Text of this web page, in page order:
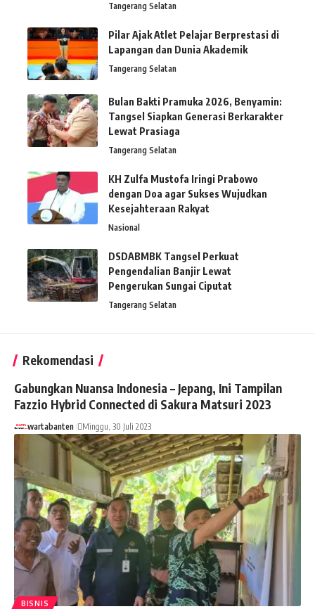
Tangerang Selatan
Pilar Ajak Atlet Pelajar Berprestasi di
Lapangan dan Dunia Akademik
Tangerang Selatan
Bulan Bakti Pramuka 2026, Benyamin:
Tangsel Siapkan Generasi Berkarakter
Lewat Prasiaga
Tangerang Selatan
KH Zulfa Mustofa Iringi Prabowo
dengan Doa agar Sukses Wujudkan
Kesejahteraan Rakyat
Nasional
DSDABMBK Tangsel Perkuat
Pengendalian Banjir Lewat
Pengerukan Sungai Ciputat
Tangerang Selatan
Rekomendasi
Gabungkan Nuansa Indonesia – Jepang, Ini Tampilan
Fazzio Hybrid Connected di Sakura Matsuri 2023
wartabanten Minggu, 30 Juli 2023
BISNIS